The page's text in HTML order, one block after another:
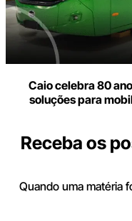
Caio celebra 80
soluções para
Receba os
Quando uma matéria